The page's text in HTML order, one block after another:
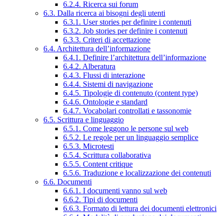
6.2.4. Ricerca sui forum
6.3. Dalla ricerca ai bisogni degli utenti
6.3.1. User stories per definire i contenuti
6.3.2. Job stories per definire i contenuti
6.3.3. Criteri di accettazione
6.4. Architettura dell’informazione
6.4.1. Definire l’architettura dell’informazione
6.4.2. Alberatura
6.4.3. Flussi di interazione
6.4.4. Sistemi di navigazione
6.4.5. Tipologie di contenuto (content type)
6.4.6. Ontologie e standard
6.4.7. Vocabolari controllati e tassonomie
6.5. Scrittura e linguaggio
6.5.1. Come leggono le persone sul web
6.5.2. Le regole per un linguaggio semplice
6.5.3. Microtesti
6.5.4. Scrittura collaborativa
6.5.5. Content critique
6.5.6. Traduzione e localizzazione dei contenuti
6.6. Documenti
6.6.1. I documenti vanno sul web
6.6.2. Tipi di documenti
6.6.3. Formato di lettura dei documenti elettronici